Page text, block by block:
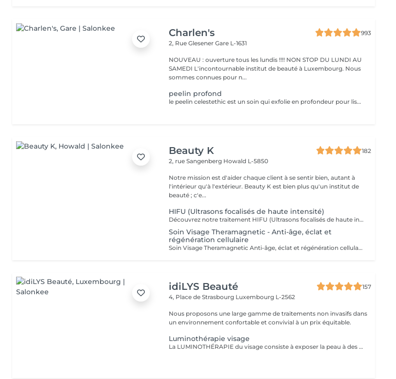
Charlen's
993
2, Rue GlesenerGare L-1631
NOUVEAU : ouverture tous les lundis !!!! NON STOP DU LUNDI AU
SAMEDI L'incontournable institut de beauté à Luxembourg. Nous
sommes connues pour n...
peelin profond
le peelin celestethic est un soin qui exfolie en profondeur pour lisser la peau raviver leclat du teint et attenuer les imperfections ideal pour retrouver une peau lumineuse et uniforme ce soin traite les cicatrices l,acne les taches pigmentaires le masque de grossesse ect nous sommes a votre disposition pour toutes questions :)
Beauty K
182
2, rue Sangenberg Howald L-5850
Notre mission est d'aider chaque client à se sentir bien, autant à
l'intérieur qu'à l'extérieur. Beauty K est bien plus qu'un institut de
beauté ; c'e...
HIFU (Ultrasons focalisés de haute intensité)
Découvrez notre traitement HIFU (Ultrasons focalisés de haute intensité) : le soin anti-âge révolutionnaire pour visage, cou et décolleté. Commencez votre expérience par un rendez-vous d'information personnalisé, lors duquel nous analyserons ensemble la zone que vous souhaitez traiter. C'est aussi l'occasion de répondre à toutes vos questions et de vous familiariser avec les avantages de cette technologie de pointe. Notre soin HIFU est la solution idéale pour ceux qui recherchent un rajeunissement sans aiguilles ni chirurgie. Utilisant des ultrasons de haute intensité, ce traitement cible les couches profondes de la peau pour stimuler la production de collagène et d'élastine, entraînant un effet liftant et raffermissant visible. Parfait pour atténuer les signes de vieillissement tels que les rides, la perte de fermeté, et même les cicatrices sur le visage et le corps, le soin HIFU redonne à votre peau une apparence plus jeune et revitalisée. Les résultats peuvent être perceptibles dès la première séance, avec des améliorations continues au fil du temps. Transformez votre peau avec notre soin HIFU un véritable tournant dans les traitements esthétiques modernes, alliant efficacité et sécurité pour révéler votre beauté naturelle sans temps de récupération.
Soin Visage Theramagnetic - Anti-âge, éclat et
régénération cellulaire
Soin Visage Theramagnetic Anti-âge, éclat et régénération cellulaire Le Theramagnetic visage est un soin non-invasif nouvelle génération qui combine la micro-aspiration douce et les champs magnétiques pulsés à résonance stochastique (CMPS) pour redonner au visage toute sa lumière, sa fermeté et sa vitalité. Grâce à sa pièce à main spécialement conçue pour les zones délicates du visage et du cou, ce traitement stimule les fibroblastes, relance la production de collagène et d'élastine, améliore la microcirculation et facilite l'oxygénation cellulaire. Résultats : Effet liftant visible dès la première séance Peau plus lisse, plus ferme et plus lumineuse Réduction des rides, des poches et des signes de fatigue Amélioration de la texture et de l'éclat du teint Sans aiguille, sans douleur et 100 % relaxant, ce soin visage s'adresse à toutes les personnes souhaitant un effet rajeunissant naturel et durable. Recommandation : une cure de 6 séances espacées d'une semaine pour un effet régénérant profond et durable. Idéal en prévention du vieillissement ou en soin intensif.
idiLYS Beauté
157
4, Place de Strasbourg Luxembourg L-2562
Nous proposons une large gamme de traitements non invasifs dans
un environnement confortable et convivial à un prix équitable.
Luminothérapie visage
La LUMINOTHÉRAPIE du visage consiste à exposer la peau à des lumières LED afin de stimuler le renouvellement cellulaire et améliorer l'éclat du teint.